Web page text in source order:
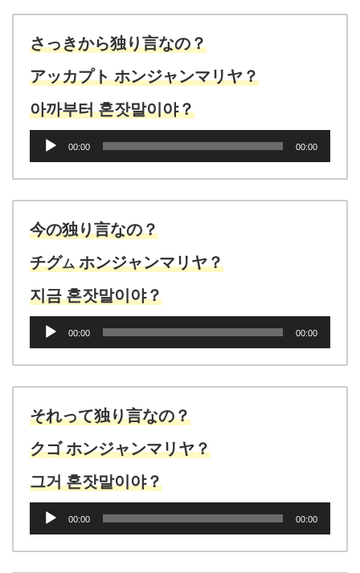
さっきから独り言なの？
アッカプト ホンジャンマリヤ？
아까부터 혼잣말이야？
ヤ
ー
00:00 00:00
今の独り言なの？
チグムホンジャンマリヤ？
지금 혼잣말이야？
ヤ
ー
00:00 00:00
それって独り言なの？
クゴ ホンジャンマリヤ？
그거 혼잣말이야？
00:00 00:00